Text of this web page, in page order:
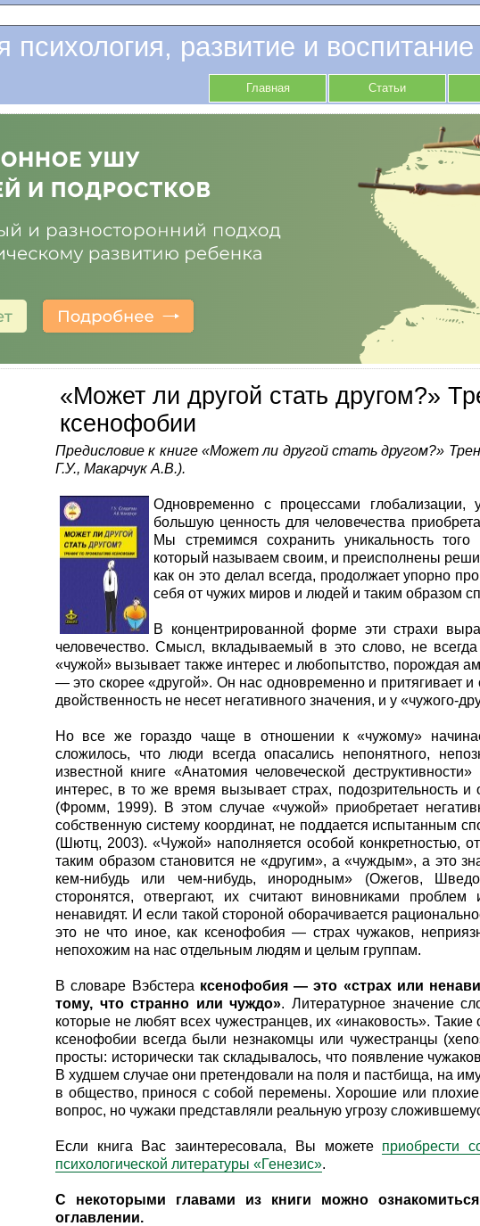
психология, развитие и воспитание
Главная Статьи
«Может ли другой стать другом?»
ксенофобии
Предисловие к книге «Может ли другой стать другом?»
Г.У., Макарчук А.В.).
Одновременно с процессами
большую ценность для человечества
Мы стремимся сохранить уникальность
который называем своим, и преисполнены
как он это делал всегда, продолжает упорно
себя от чужих миров и людей и таким образом
В концентрированной форме эти страхи
человечество. Смысл, вкладываемый в это слово, не
«чужой» вызывает также интерес и любопытство, порождая
— это скорее «другой». Он нас одновременно и притягивает
двойственность не несет негативного значения, и у «чужого-
Но все же гораздо чаще в отношении к «чужому»
сложилось, что люди всегда опасались непонятного,
известной книге «Анатомия человеческой
интерес, в то же время вызывает страх, подозрительность
(Фромм, 1999). В этом случае «чужой» приобретает
собственную систему координат, не поддается испытанным
(Шютц, 2003). «Чужой» наполняется особой конкретностью,
таким образом становится не «другим», а «чуждым», а это
кем-нибудь или чем-нибудь, инородным» (Ожегов,
сторонятся, отвергают, их считают виновниками
ненавидят. И если такой стороной оборачивается
это не что иное, как ксенофобия — страх чужаков,
непохожим на нас отдельным людям и целым группам.
В словаре Вэбстера ксенофобия — это «страх или
тому, что странно или чуждо». Литературное значение
которые не любят всех чужестранцев, их «инаковость».
ксенофобии всегда были незнакомцы или чужестранцы
просты: исторически так складывалось, что появление
В худшем случае они претендовали на поля и пастбища, на
в общество, принося с собой перемены. Хорошие или
вопрос, но чужаки представляли реальную угрозу
Если книга Вас заинтересовала, Вы можете приобрести
психологической литературы «Генезис».
С некоторыми главами из книги можно
оглавлении.